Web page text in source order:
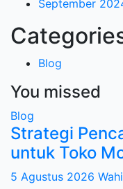
September
Blog
You missed
Blog
Strategi
untuk Toko
5 Agustus 2026